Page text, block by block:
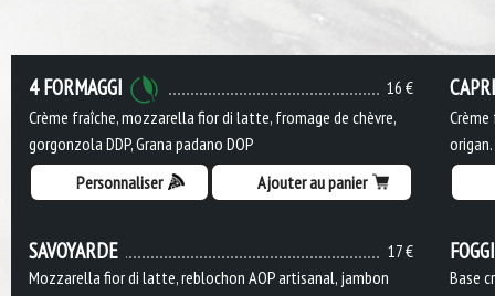
16 €
4 FORMAGGI
Crème fraîche, mozzarella fior di latte, fromage de chèvre,
gorgonzola DDP, Grana padano DOP
Personnaliser
Ajouter au panier
origan.
17 €
SAVOYARDE
Mozzarella fior di latte, reblochon AOP artisanal, jambon
Base